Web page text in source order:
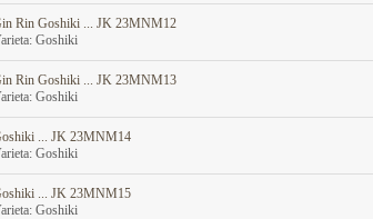
Rin Goshiki ... JK 23MNM12
Goshiki
Rin Goshiki ... JK 23MNM13
Goshiki
... JK 23MNM14
Goshiki
... JK 23MNM15
Goshiki